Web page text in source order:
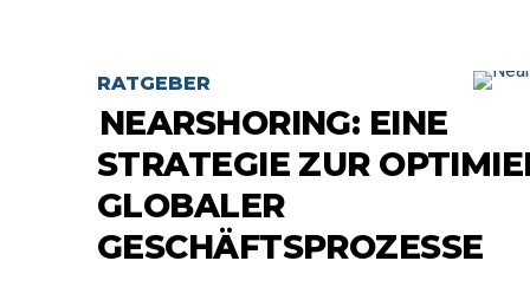
RATGEBER
NEARSHORING: EINE
STRATEGIE ZUR
GLOBALER
GESCHÄFTSPROZESSE